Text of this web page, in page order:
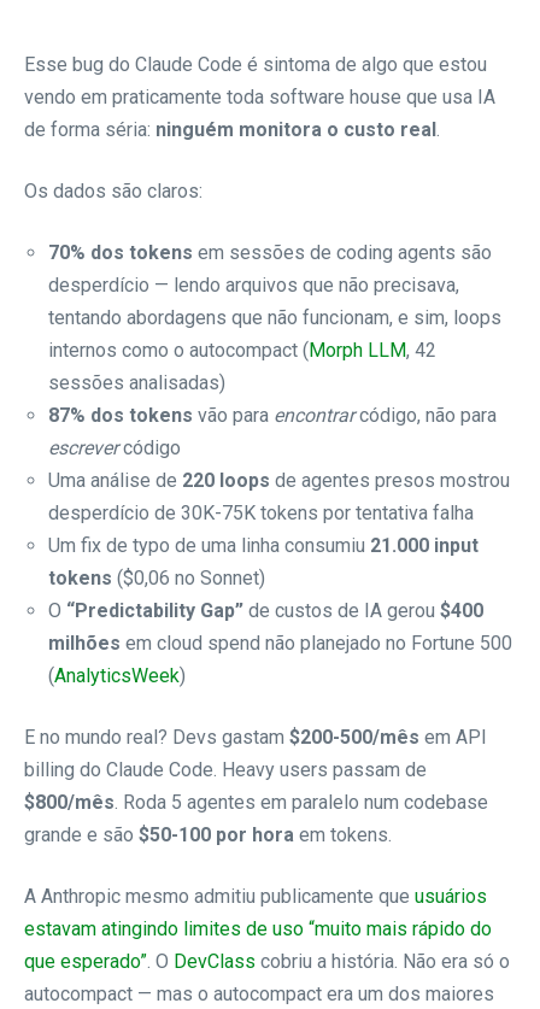
Esse bug do Claude Code é sintoma de algo que estou
vendo em praticamente toda software house que usa IA
de forma séria: ninguém monitora o custo real .
Os dados são claros:
70% dos tokens em sessões de coding agents são
desperdício — lendo arquivos que não precisava,
tentando abordagens que não funcionam, e sim, loops
internos como o autocompact ( Morph LLM, 42
sessões analisadas)
87% dos tokens vão para encontrarcódigo, não para
escrevercódigo
Uma análise de 220 loops de agentes presos mostrou
desperdício de 30K-75K tokens por tentativa falha
Um fix de typo de uma linha consumiu 21.000 input
tokens ($0,06 no Sonnet)
O “Predictability Gap” de custos de IA gerou $400
milhões em cloud spend não planejado no Fortune 500
(AnalyticsWeek)
E no mundo real? Devs gastam $200-500/mês em API
billing do Claude Code. Heavy users passam de
$800/mês. Roda 5 agentes em paralelo num codebase
grande e são $50-100 por hora em tokens.
A Anthropic mesmo admitiu publicamente que usuários
estavam atingindo limites de uso “muito mais rápido do
que esperado”. O DevClass cobriu a história. Não era só o
autocompact — mas o autocompact era um dos maiores